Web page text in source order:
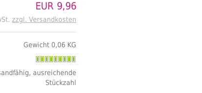
EUR 9,96
zzgl. Versandkosten
Gewicht 0,06 KG
ausreichende
Stückzahl